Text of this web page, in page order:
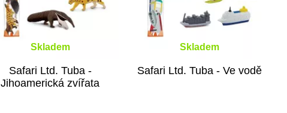
Skladem
Safari Ltd. Tuba -
Jihoamerická zvířata
Skladem
Safari Ltd. Tuba - Ve vodě